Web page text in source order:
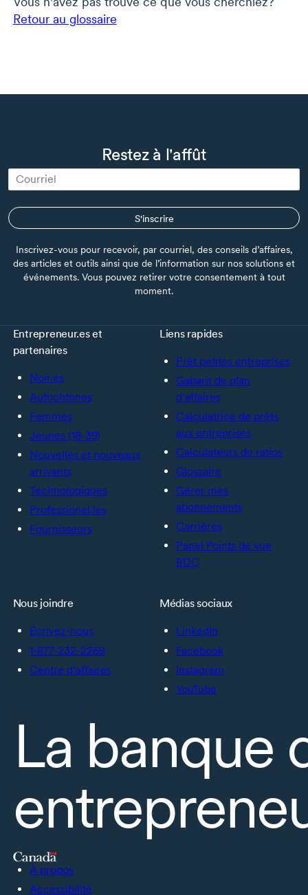
Retour au glossaire
Restez à l'affût
S'inscrire
Inscrivez-vous pour recevoir, par courriel, des conseils d’affaires,
des articles et outils ainsi que de l’information sur nos solutions et
événements. Vous pouvez retirer votre consentement à tout
moment.
Entrepreneur.es et
partenaires
Noir.es
Autochtones
Femmes
Jeunes (18-39)
Nouvelles et nouveaux
arrivants
Technologiques
Professionel.les
Fournisseurs
Liens rapides
Prêt petites entreprises
Gabarit de plan
d’affaires
Calculatrice de prêts
aux entreprises
Calculateurs de ratios
Glossaire
Gérer mes
abonnements
Carrières
Panel Points de vue
BDC
Nous joindre
Écrivez-nous
1-877-232-2269
Centre d’affaires
Médias sociaux
LinkedIn
Facebook
Instagram
YouTube
La banque
À propos
Accessibilité